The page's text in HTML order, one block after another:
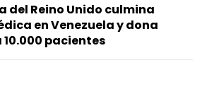
del Reino Unido culmina
en Venezuela y dona
pacientes